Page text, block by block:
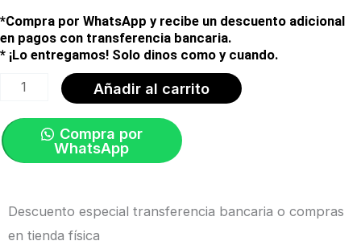
*Compra por WhatsApp y recibe un descuento adicional
en pagos con transferencia bancaria.
* ¡Lo entregamos! Solo dinos como y cuando.
SID
ULTIMATE
3P
BLUE
(Incluye
Añadir al carrito
Compra por
WhatsApp
Descuento especial transferencia bancaria o compras
en tienda física